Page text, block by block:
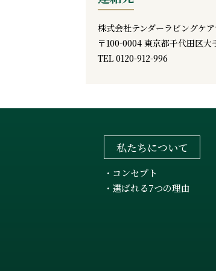
株式会社テンダーラビングケ
〒100-0004 東京都千代田区
TEL 0120-912-996
私たちについて
・ コンセプト
・ 選ばれる7つの理由